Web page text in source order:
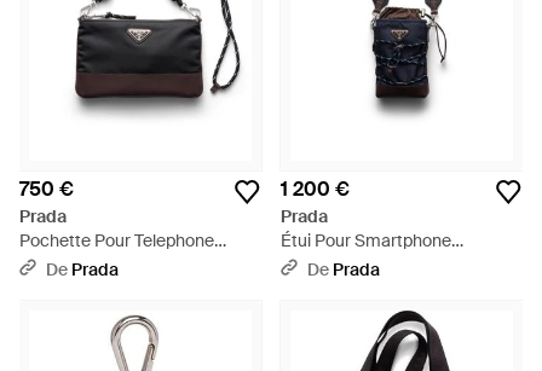
750 €
Prada
Pochette Pour Telephone
Speedrock En Re-Nylon - Noir
De Prada
1 200 €
Prada
Étui Pour Smartphone
Speedrock - Noir
De Prada